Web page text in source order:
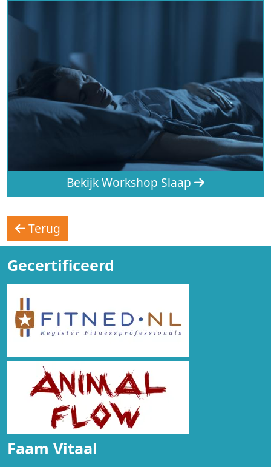
Bekijk Workshop Slaap
Terug
Gecertificeerd
Faam Vitaal